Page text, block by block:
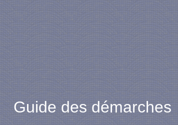
Guide des démarches